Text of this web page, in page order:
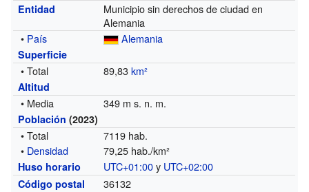
Entidad
Municipio sin derechos de ciudad en
Alemania
• País Alemania
Superficie
• Total 89,83km²
Altitud
• Media 349 m s. n. m.
Población (2023)
• Total
7119 hab.
• Densidad 79,25 hab./km²
Huso horario UTC+01:00y UTC+02:00
Código postal 36132